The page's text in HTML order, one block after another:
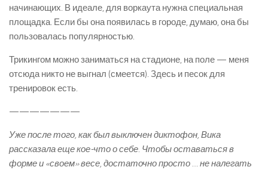
начинающих. В идеале, для воркаута нужна специальная
площадка. Если бы она появилась в городе, думаю, она бы
пользовалась популярностью.
Трикингом можно заниматься на стадионе, на поле — меня
отсюда никто не выгнал (смеется). Здесь и песок для
тренировок есть.
———————
Уже после того, как был выключен диктофон, Вика
рассказала еще кое-что о себе. Чтобы оставаться в
форме и «своем» весе, достаточно просто … не налегать